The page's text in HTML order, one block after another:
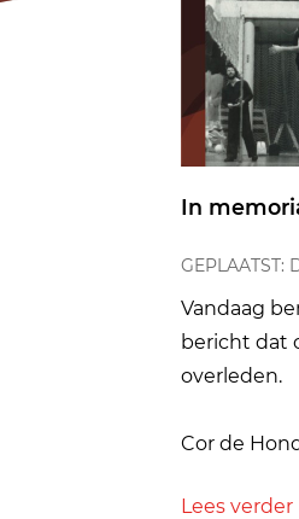
In
GEPLAATST:
Vandaag
bericht dat
overleden.
Cor de
Lees verder